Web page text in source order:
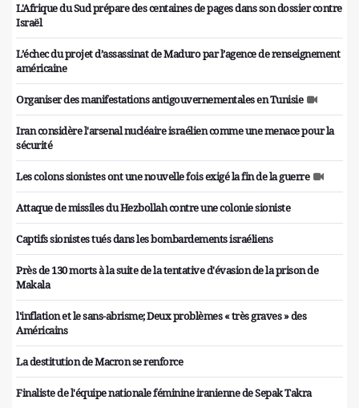
L'Afrique du Sud prépare des centaines de pages dans son dossier contre
Israël
L’échec du projet d’assassinat de Maduro par l’agence de renseignement
américaine
Organiser des manifestations antigouvernementales en Tunisie
Iran considère l'arsenal nucléaire israélien comme une menace pour la
sécurité
Les colons sionistes ont une nouvelle fois exigé la fin de la guerre
Attaque de missiles du Hezbollah contre une colonie sioniste
Captifs sionistes tués dans les bombardements israéliens
Près de 130 morts à la suite de la tentative d'évasion de la prison de
Makala
l'inflation et le sans-abrisme; Deux problèmes « très graves » des
Américains
La destitution de Macron se renforce
Finaliste de l'équipe nationale féminine iranienne de Sepak Takra